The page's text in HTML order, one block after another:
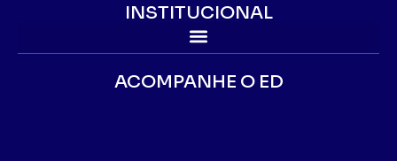
INSTITUCIONAL
ACOMPANHE O ED